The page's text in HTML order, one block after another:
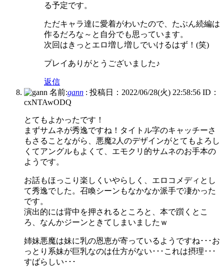
る予定です。
ただキャラ達に愛着がわいたので、たぶん続編は
作るだろな～と自分でも思っています。
次回はきっとエロ増し増しでいけるはず！(笑)
プレイありがとうございました♪
返信
名前:gann : 投稿日：2022/06/28(火) 22:58:56 ID：
cxNTAwODQ
とてもよかったです！
まずサムネが秀逸ですね！タイトル字のキャッチーさ
もさることながら、悪魔2人のデザインがとてもよろし
くてアングルもよくて、エモクリ的サムネのお手本の
ようです。
お話もほっこり楽しくいやらしく、エロコメディとし
て秀逸でした。召喚シーンもなかなか派手で凄かった
です。
演出的には背中を押されるところと、本で躓くとこ
ろ、なんかジーンときてしまいましたｗ
姉妹悪魔は妹に乳の恩恵が寄っているようですね･･･お
っとり系妹が巨乳なのは仕方がない･･･これは摂理･･･
すばらしい･･･